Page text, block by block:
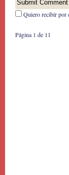
Quiero recibír por
Página 1 de 1 1